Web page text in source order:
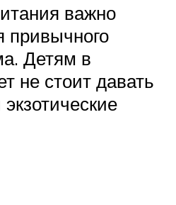
важно
привычного
Детям в
не стоит давать